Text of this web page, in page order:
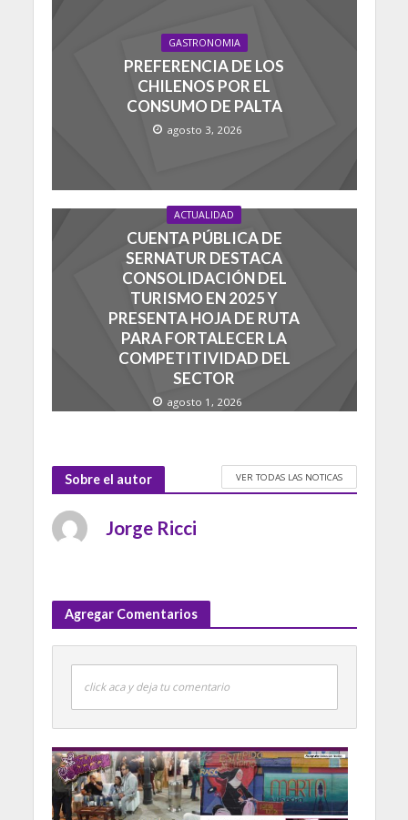
GASTRONOMIA
PREFERENCIA DE LOS
CHILENOS POR EL
CONSUMO DE PALTA
agosto 3, 2026
ACTUALIDAD
CUENTA PÚBLICA DE
SERNATUR DESTACA
CONSOLIDACIÓN DEL
TURISMO EN 2025 Y
PRESENTA HOJA DE RUTA
PARA FORTALECER LA
COMPETITIVIDAD DEL
SECTOR
agosto 1, 2026
Sobre el autor VER TODAS LAS NOTICAS
Jorge Ricci
Agregar Comentarios
click aca y deja tu comentario